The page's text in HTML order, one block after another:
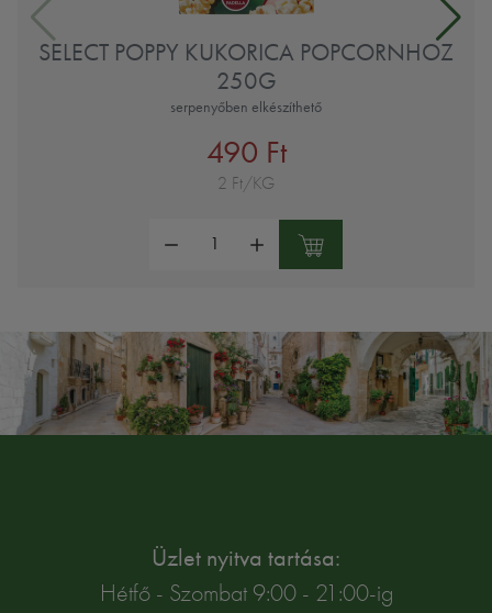
SELECT POPPY KUKORICA POPCORNHOZ
250G
serpenyőben elkészíthető
490 Ft
2 Ft/KG
Üzlet nyitva tartása:
Hétfő - Szombat 9:00 - 21:00-ig